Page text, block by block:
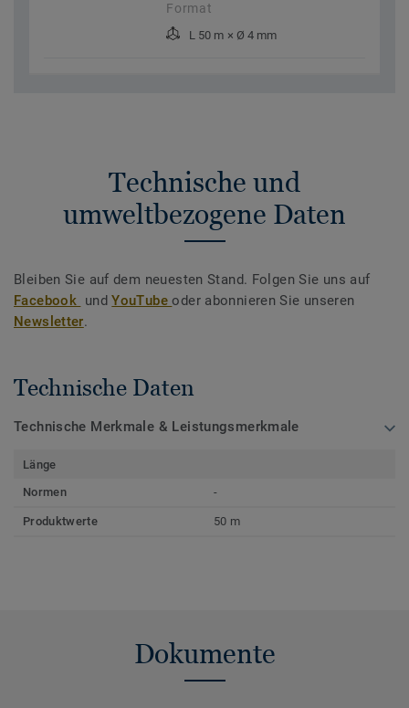
Format
L 50 m × Ø 4 mm
Technische und
umweltbezogene Daten
Bleiben Sie auf dem neuesten Stand. Folgen Sie uns auf
Facebook undYouTubeoder abonnieren Sie unseren
Newsletter.
Technische Daten
Technische Merkmale & Leistungsmerkmale
Länge
Normen
-
Produktwerte 50 m
Dokumente